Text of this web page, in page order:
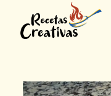
contenido